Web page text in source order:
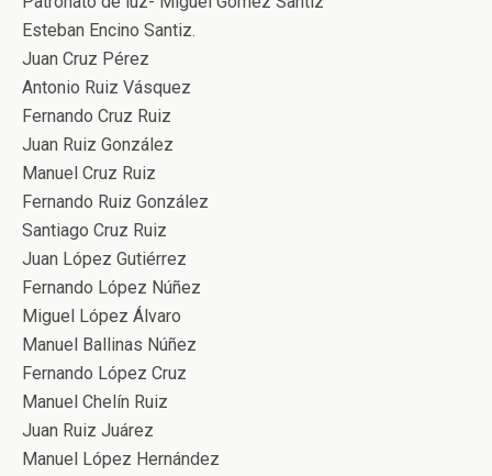
Esteban Encino Santiz.
Juan Cruz Pérez
Antonio Ruiz Vásquez
Fernando Cruz Ruiz
Juan Ruiz González
Manuel Cruz Ruiz
Fernando Ruiz González
Santiago Cruz Ruiz
Juan López Gutiérrez
Fernando López Núñez
Miguel López Álvaro
Manuel Ballinas Núñez
Fernando López Cruz
Manuel Chelín Ruiz
Juan Ruiz Juárez
Manuel López Hernández